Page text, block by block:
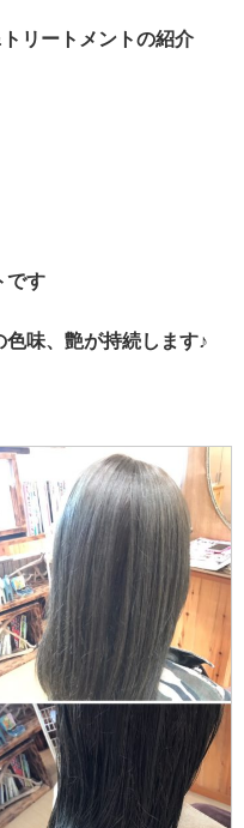
リートメントの紹介
です
味、艶が持続します♪